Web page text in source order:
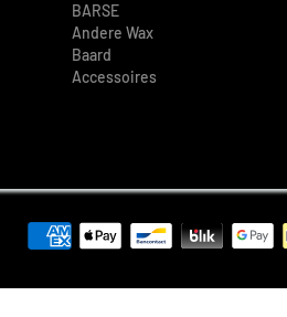
BARSE
Andere Wax
Baard
Accessoires